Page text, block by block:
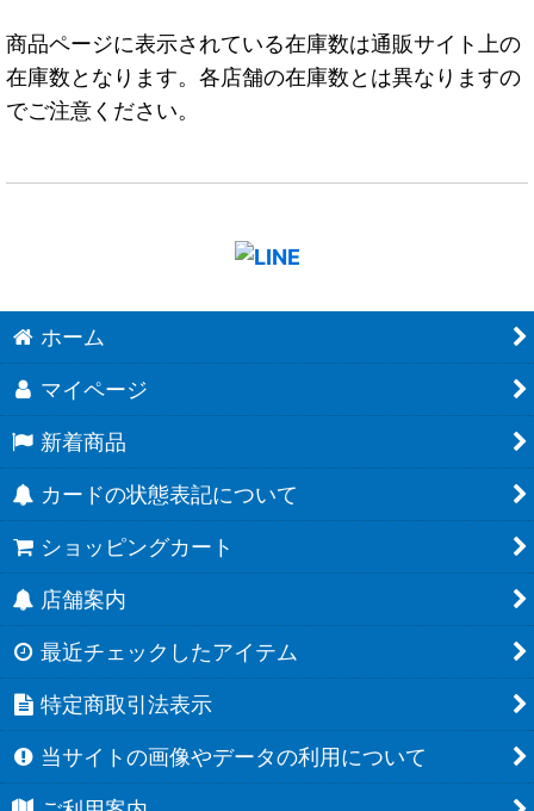
商品ページに表示されている在庫数は通販サイト上の
在庫数となります。各店舗の在庫数とは異なりますの
でご注意ください。
ホーム
マイページ
新着商品
カードの状態表記について
ショッピングカート
店舗案内
最近チェックしたアイテム
特定商取引法表示
当サイトの画像やデータの利用について